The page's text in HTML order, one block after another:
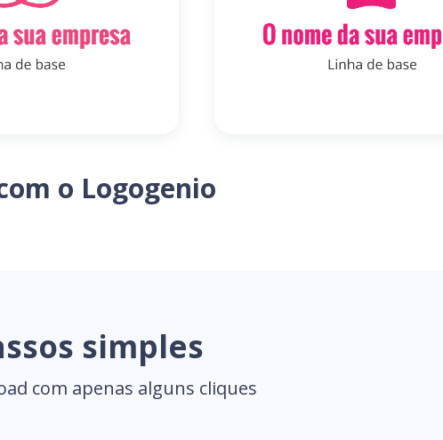
o Logogenio
simples
com apenas alguns cliques